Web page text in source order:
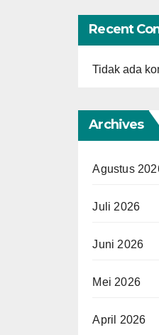
Recent
Tidak ada
Archives
Agustus
Juli 2026
Juni 2026
Mei 2026
April 2026